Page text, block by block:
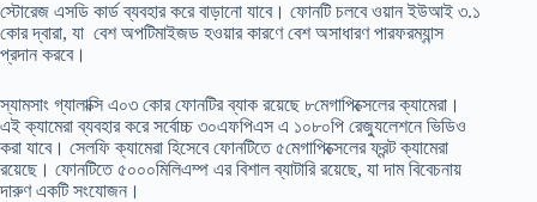
স্টোরেজ এসডি কার্ড ব্যবহার করে বাড়ানো যাবে। ফোনটি চলবে ওয়ান ইউআই ৩.১
কোর দ্বারা, যা বেশ অপটিমাইজড হওয়ার কারণে বেশ অসাধারণ পারফরম্যান্স
প্রদান করবে।
স্যামসাং গ্যালাক্সি এ০৩ কোর ফোনটির ব্যাক রয়েছে ৮মেগাপিক্সেলের ক্যামেরা।
এই ক্যামেরা ব্যবহার করে সর্বোচ্চ ৩০এফপিএস এ ১০৮০পি রেজ্যুলেশনে ভিডিও
করা যাবে। সেলফি ক্যামেরা হিসেবে ফোনটিতে ৫মেগাপিক্সেলের ফ্রন্ট ক্যামেরা
রয়েছে। ফোনটিতে ৫০০০মিলিএম্প এর বিশাল ব্যাটারি রয়েছে, যা দাম বিবেচনায়
দারুণ একটি সংযোজন।